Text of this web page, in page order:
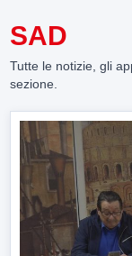
SAD
Tutte le notizie, gli
sezione.